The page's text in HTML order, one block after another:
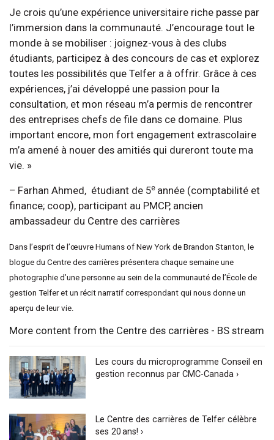
Je crois qu’une expérience universitaire riche passe par
l’immersion dans la communauté. J’encourage tout le
monde à se mobiliser : joignez-vous à des clubs
étudiants, participez à des concours de cas et explorez
toutes les possibilités que Telfer a à offrir. Grâce à ces
expériences, j’ai développé une passion pour la
consultation, et mon réseau m’a permis de rencontrer
des entreprises chefs de file dans ce domaine. Plus
important encore, mon fort engagement extrascolaire
m’a amené à nouer des amitiés qui dureront toute ma
vie. »
– Farhan Ahmed, étudiant de 5e année (comptabilité et
finance; coop), participant au PMCP, ancien
ambassadeur du Centre des carrières
Dans l’esprit de l’œuvre Humans of New York de Brandon Stanton, le
blogue du Centre des carrières présentera chaque semaine une
photographie d’une personne au sein de la communauté de l’École de
gestion Telfer et un récit narratif correspondant qui nous donne un
aperçu de leur vie.
More content from the Centre des carrières - BS stream
Les cours du microprogramme Conseil en
gestion reconnus par CMC-Canada ›
Le Centre des carrières de Telfer célèbre
ses 20 ans! ›